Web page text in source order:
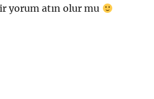
yorum atın olur mu